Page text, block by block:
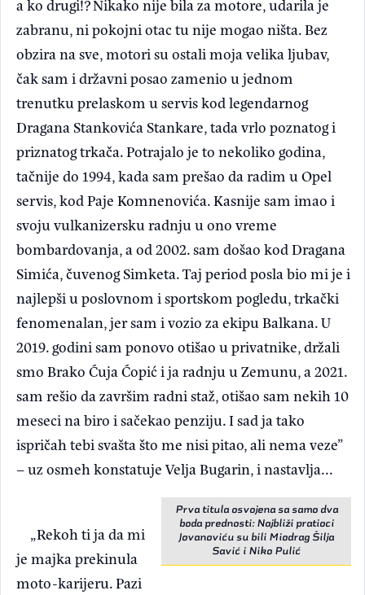
a ko drugi!? Nikako nije bila za motore, udarila je
zabranu, ni pokojni otac tu nije mogao ništa. Bez
obzira na sve, motori su ostali moja velika ljubav,
čak sam i državni posao zamenio u jednom
trenutku prelaskom u servis kod legendarnog
Dragana Stankovića Stankare, tada vrlo poznatog i
priznatog trkača. Potrajalo je to nekoliko godina,
tačnije do 1994, kada sam prešao da radim u Opel
servis, kod Paje Komnenovića. Kasnije sam imao i
svoju vulkanizersku radnju u ono vreme
bombardovanja, a od 2002. sam došao kod Dragana
Simića, čuvenog Simketa. Taj period posla bio mi je i
najlepši u poslovnom i sportskom pogledu, trkački
fenomenalan, jer sam i vozio za ekipu Balkana. U
2019. godini sam ponovo otišao u privatnike, držali
smo Brako Ćuja Ćopić i ja radnju u Zemunu, a 2021.
sam rešio da završim radni staž, otišao sam nekih 10
meseci na biro i sačekao penziju. I sad ja tako
ispričah tebi svašta što me nisi pitao, ali nema veze”
– uz osmeh konstatuje Velja Bugarin, i nastavlja...
Prva titula osvojena sa samo dva
boda prednosti: Najbliži pratioci
Jovanoviću su bili Miodrag Šilja
Savić i Niko Pulić
„Rekoh ti ja da mi
je majka prekinula
moto-karijeru. Pazi